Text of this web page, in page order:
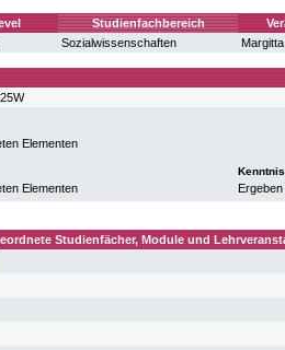
Studienfachbereich
Sozialwissenschaften
Elementen
Elementen
Studienfächer, Module und